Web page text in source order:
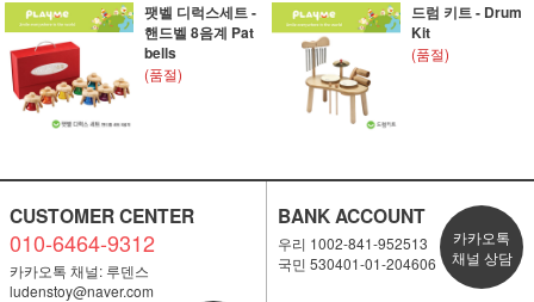
팻벨 디럭스세트 -
핸드벨 8음계 Pat
bells
(품절)
드럼 키트 - Drum
Kit
(품절)
CUSTOMER CENTER
010-6464-9312
카카오톡 채널: 루덴스
ludenstoy@naver.com
BANK ACCOUNT
우리 1002-841-952513
국민 530401-01-204606
카카오톡
채널 상담